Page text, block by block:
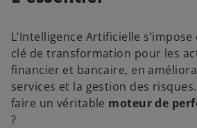
o
u
v
e
l
o
n
g
l
e
o
u
v
e
l
o
n
g
l
e
o
u
v
e
l
o
n
g
e
L’Intelligence Artificielle
clé de transformation pour les
financier et bancaire, en
services et la gestion des
faire un véritable moteur de
?